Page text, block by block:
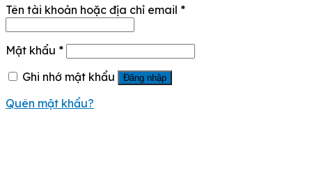
Tên tài khoản hoặc địa chỉ email *
Mật khẩu *
Ghi nhớ mật khẩu
Đăng nhập
Quên mật khẩu?